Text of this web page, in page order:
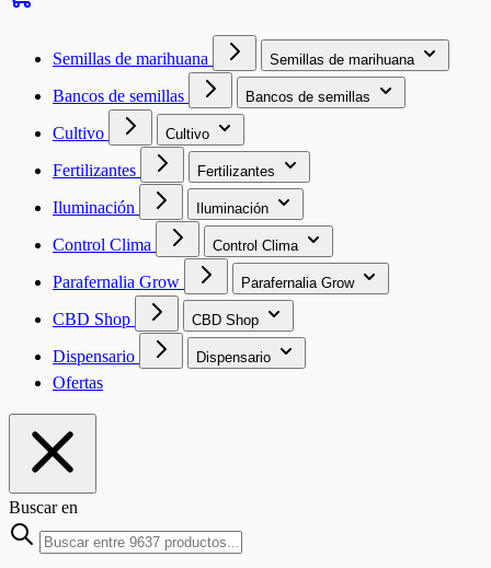
Semillas de marihuana Semillas de marihuana
Bancos de semillas Bancos de semillas
Cultivo Cultivo
Fertilizantes Fertilizantes
Iluminación Iluminación
Control Clima Control Clima
Parafernalia Grow Parafernalia Grow
CBD Shop CBD Shop
Dispensario Dispensario
Ofertas
Buscar en